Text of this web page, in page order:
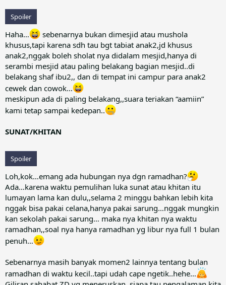
Spoiler
Haha…
sebenarnya bukan dimesjid atau mushola
khusus,tapi karena sdh tau bgt tabiat anak2,jd khusus
anak2,nggak boleh sholat nya didalam mesjid,hanya di
serambi mesjid atau paling belakang bagian mesjid..di
belakang shaf ibu2,, dan di tempat ini campur para anak2
cewek dan cowok…
meskipun ada di paling belakang,,suara teriakan “aamiin”
kami tetap sampai kedepan..
SUNAT/KHITAN
Spoiler
Loh,kok…emang ada hubungan nya dgn ramadhan?
Ada…karena waktu pemulihan luka sunat atau khitan itu
lumayan lama kan dulu,,selama 2 minggu bahkan lebih kita
nggak bisa pakai celana,hanya pakai sarung…nggak mungkin
kan sekolah pakai sarung… maka nya khitan nya waktu
ramadhan,,soal nya hanya ramadhan yg libur nya full 1 bulan
penuh…
Sebenarnya masih banyak momen2 lainnya tentang bulan
ramadhan di waktu kecil..tapi udah cape ngetik..hehe…